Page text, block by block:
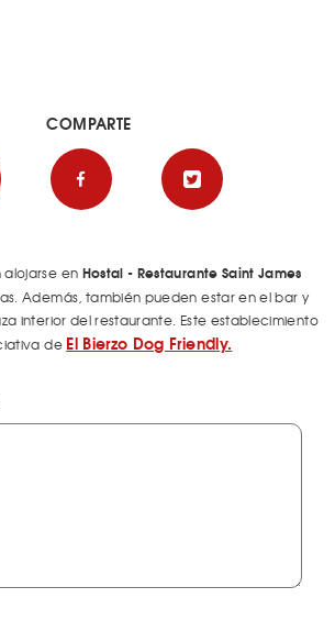
alojarse en Hostal - Restaurante Saint James
Además, también pueden estar en el bar y
interior del restaurante. Este establecimiento
de El Bierzo Dog Friendly.
COMPARTE